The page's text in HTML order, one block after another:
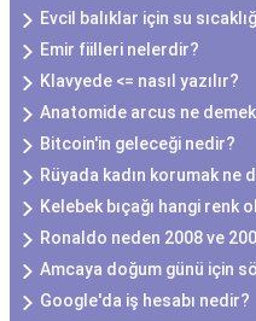
Evcil balıklar için su
Emir fiilleri nelerdir?
Klavyede <= nasıl yazılır?
Anatomide arcus ne
Bitcoin'in geleceği nedir?
Rüyada kadın korumak ne
Kelebek bıçağı hangi renk
Ronaldo neden 2008 ve
Amcaya doğum günü için
Google'da iş hesabı nedir?